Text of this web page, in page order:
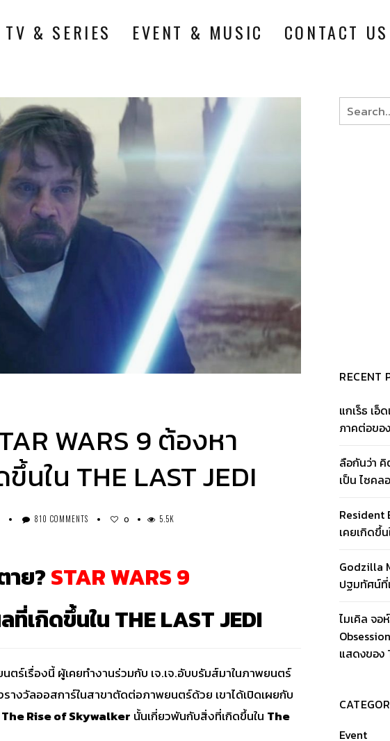
TV & SERIES EVENT & MUSIC CONTACT US
WARS 9 ต้องหา
ใน THE LAST JEDI
810 COMMENTS 0 5.5K
ย?STAR WARS 9
เกิดขึ้นใน THE LAST JEDI
เรื่องนี้ ผู้เคยทำงานร่วมกับ เจ.เจ.อับบรัมส์มาในภาพยนตร์
างวัลออสการ์ในสาขาตัดต่อภาพยนตร์ด้วย เขาได้เปิดเผยกับ
The Rise of Skywalker นั้นเกี่ยวพันกับสิ่งที่เกิดขึ้นใน The
RECENT
แกเร็ธ เ
ภาคต่อขอ
ลือกันว่า คิ
เป็น ไซคล
Resident
เคยเกิดขึ้
Godzilla
ปฐมทัศน์ที่
ไมเคิล จ
แสดงของ
Event